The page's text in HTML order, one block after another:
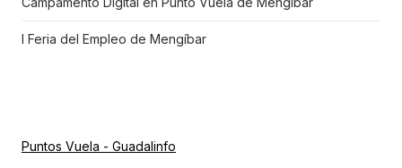
I Feria del Empleo de Mengíbar
Puntos Vuela - Guadalinfo